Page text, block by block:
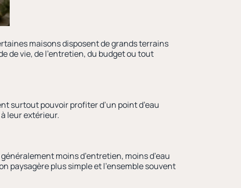
maisons disposent de grands terrains
de vie, de l’entretien, du budget ou tout
surtout pouvoir profiter d’un point d’eau
leur extérieur.
moins d’entretien, moins d’eau
paysagère plus simple et l’ensemble souvent